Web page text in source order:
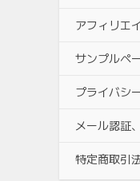
アフィリエ
サンプルペ
プライバシ
メール認証
特定商取引